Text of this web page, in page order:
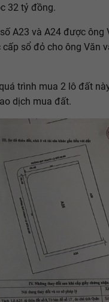
32 tỷ đồng.
A23 và A24 được ông
sổ đỏ cho ông Văn
trình mua 2 lô đất
dịch mua đất.